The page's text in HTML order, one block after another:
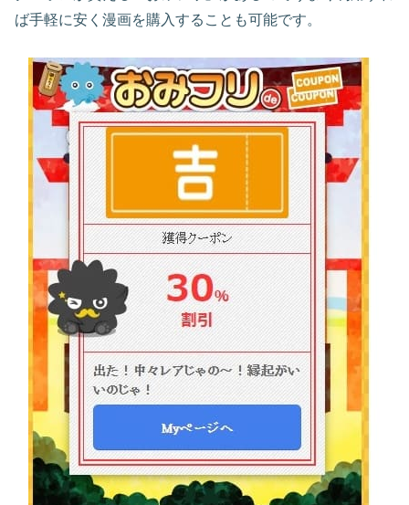
ば手軽に安く漫画を購入することも可能です。